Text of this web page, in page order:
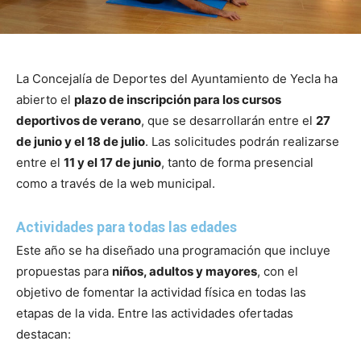
La Concejalía de Deportes del Ayuntamiento de Yecla ha
abierto el plazo de inscripción para los cursos
deportivos de verano, que se desarrollarán entre el 27
de junio y el 18 de julio. Las solicitudes podrán realizarse
entre el 11 y el 17 de junio, tanto de forma presencial
como a través de la web municipal.
Actividades para todas las edades
Este año se ha diseñado una programación que incluye
propuestas para niños, adultos y mayores, con el
objetivo de fomentar la actividad física en todas las
etapas de la vida. Entre las actividades ofertadas
destacan: